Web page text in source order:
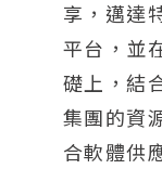
享，邁達
平台，並
礎上，結
集團的資
合軟體供